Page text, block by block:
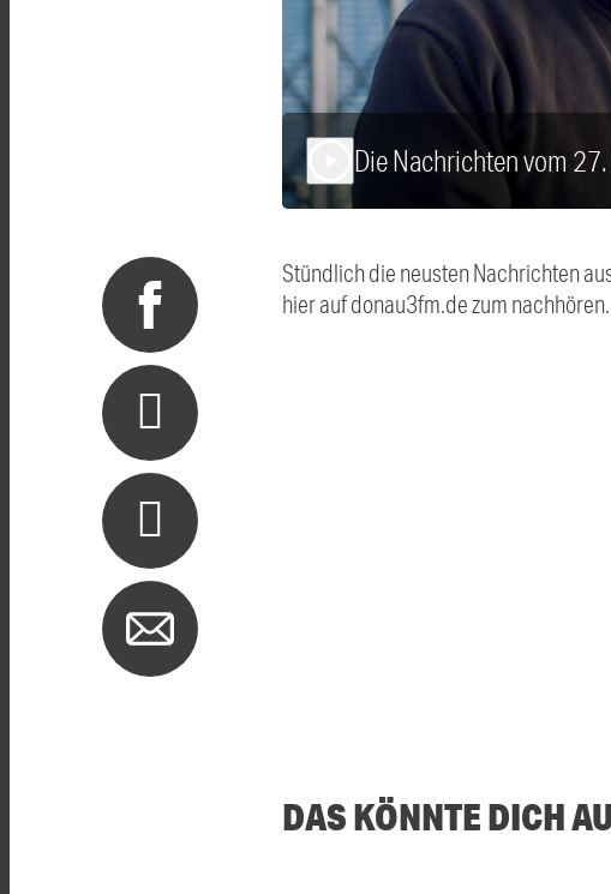
Die Nachrichten vom
Stündlich die neusten Nachrichten
hier auf donau3fm.de zum nachhören.
DAS KÖNNTE DICH